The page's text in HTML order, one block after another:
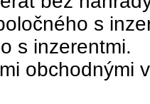
s
s inzerentmi.
obchodnými